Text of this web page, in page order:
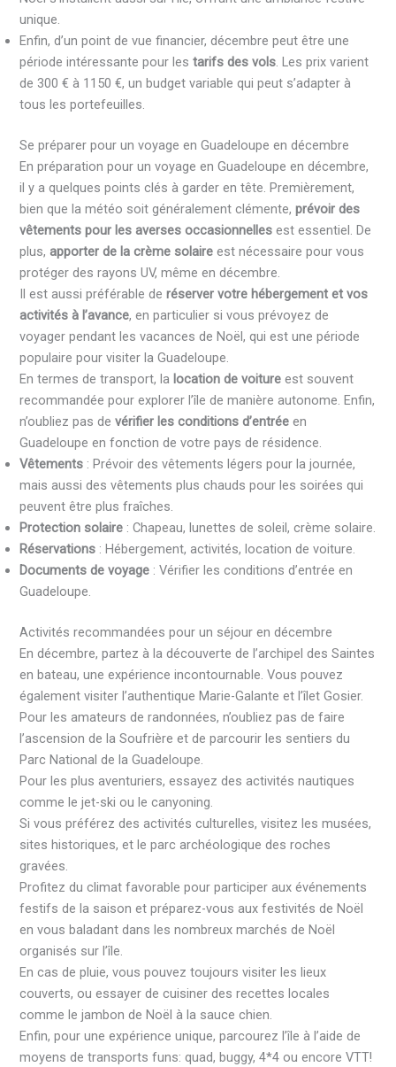
unique.
Enfin, d’un point de vue financier, décembre peut être une
période intéressante pour lestarifs des vols. Les prix varient
de 300 € à 1150 €, un budget variable qui peut s’adapter à
tous les portefeuilles.
Se préparer pour un voyage en Guadeloupe en décembre
En préparation pour un voyage en Guadeloupe en décembre,
il y a quelques points clés à garder en tête. Premièrement,
bien que la météo soit généralement clémente,prévoir des
vêtements pour les averses occasionnelles est essentiel. De
plus,apporter de la crème solaire est nécessaire pour vous
protéger des rayons UV, même en décembre.
Il est aussi préférable deréserver votre hébergement et vos
activités à l’avance, en particulier si vous prévoyez de
voyager pendant les vacances de Noël, qui est une période
populaire pour visiter la Guadeloupe.
En termes de transport, la location de voiture est souvent
recommandée pour explorer l’île de manière autonome. Enfin,
n’oubliez pas devérifier les conditions d’entrée en
Guadeloupe en fonction de votre pays de résidence.
Vêtements : Prévoir des vêtements légers pour la journée,
mais aussi des vêtements plus chauds pour les soirées qui
peuvent être plus fraîches.
Protection solaire : Chapeau, lunettes de soleil, crème solaire.
Réservations : Hébergement, activités, location de voiture.
Documents de voyage : Vérifier les conditions d’entrée en
Guadeloupe.
Activités recommandées pour un séjour en décembre
En décembre, partez à la découverte de l’archipel des Saintes
en bateau, une expérience incontournable. Vous pouvez
également visiter l’authentique Marie-Galante et l’îlet Gosier.
Pour les amateurs de randonnées, n’oubliez pas de faire
l’ascension de la Soufrière et de parcourir les sentiers du
Parc National de la Guadeloupe.
Pour les plus aventuriers, essayez des activités nautiques
comme le jet-ski ou le canyoning.
Si vous préférez des activités culturelles, visitez les musées,
sites historiques, et le parc archéologique des roches
gravées.
Profitez du climat favorable pour participer aux événements
festifs de la saison et préparez-vous aux festivités de Noël
en vous baladant dans les nombreux marchés de Noël
organisés sur l’île.
En cas de pluie, vous pouvez toujours visiter les lieux
couverts, ou essayer de cuisiner des recettes locales
comme le jambon de Noël à la sauce chien.
Enfin, pour une expérience unique, parcourez l’île à l’aide de
moyens de transports funs: quad, buggy, 4*4 ou encore VTT!